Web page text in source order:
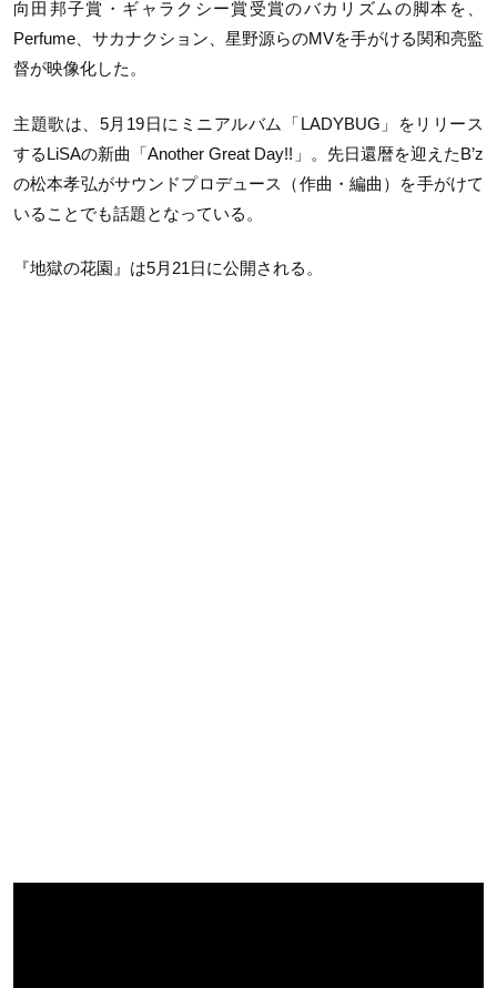
向田邦子賞・ギャラクシー賞受賞のバカリズムの脚本を、
Perfume、サカナクション、星野源らのMVを手がける関和亮監
督が映像化した。
主題歌は、5月19日にミニアルバム「LADYBUG」をリリース
するLiSAの新曲「Another Great Day!!」。先日還暦を迎えたB’z
の松本孝弘がサウンドプロデュース（作曲・編曲）を手がけて
いることでも話題となっている。
『地獄の花園』は5月21日に公開される。